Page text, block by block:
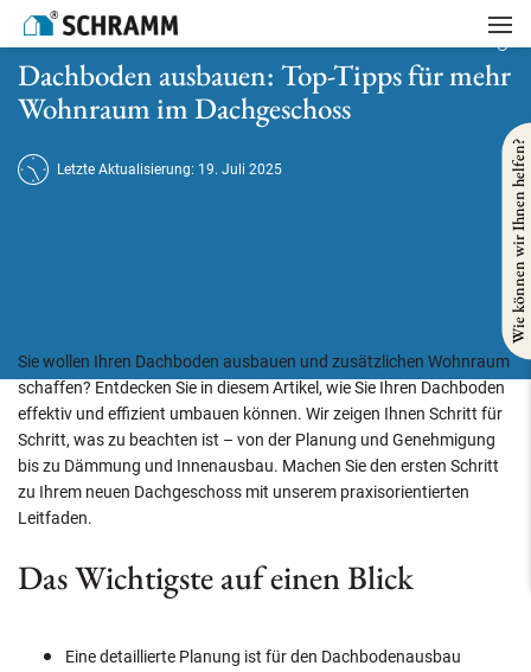
Startseite
Dachboden ausbauen: Top-Tipps für mehr Wohnraum im Dachgeschoss
Dachboden ausbauen: Top-Tipps für mehr
Wohnraum im Dachgeschoss
Letzte Aktualisierung: 19. Juli 2025
Sie wollen Ihren Dachboden ausbauen und zusätzlichen Wohnraum
schaffen? Entdecken Sie in diesem Artikel, wie Sie Ihren Dachboden
effektiv und effizient umbauen können. Wir zeigen Ihnen Schritt für
Schritt, was zu beachten ist – von der Planung und Genehmigung
bis zu Dämmung und Innenausbau. Machen Sie den ersten Schritt
zu Ihrem neuen Dachgeschoss mit unserem praxisorientierten
Leitfaden.
Das Wichtigste auf einen Blick
Eine detaillierte Planung ist für den Dachbodenausbau
Wie können wir Ihnen helfen?